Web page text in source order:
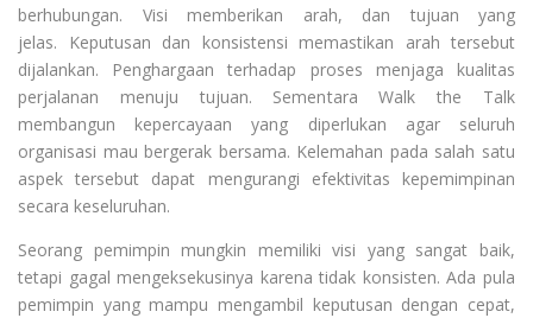
berhubungan. Visi memberikan arah, dan tujuan yang
jelas. Keputusan dan konsistensi memastikan arah tersebut
dijalankan. Penghargaan terhadap proses menjaga kualitas
perjalanan menuju tujuan. Sementara Walk the Talk
membangun kepercayaan yang diperlukan agar seluruh
organisasi mau bergerak bersama. Kelemahan pada salah satu
aspek tersebut dapat mengurangi efektivitas kepemimpinan
secara keseluruhan.
Seorang pemimpin mungkin memiliki visi yang sangat baik,
tetapi gagal mengeksekusinya karena tidak konsisten. Ada pula
pemimpin yang mampu mengambil keputusan dengan cepat,